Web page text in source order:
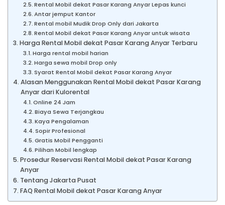
Rental Mobil dekat Pasar Karang Anyar Lepas kunci
Antar jemput Kantor
Rental mobil Mudik Drop Only dari Jakarta
Rental Mobil dekat Pasar Karang Anyar untuk wisata
Harga Rental Mobil dekat Pasar Karang Anyar Terbaru
Harga rental mobil harian
Harga sewa mobil Drop only
Syarat Rental Mobil dekat Pasar Karang Anyar
Alasan Menggunakan Rental Mobil dekat Pasar Karang
Anyar dari Kulorental
Online 24 Jam
Biaya Sewa Terjangkau
Kaya Pengalaman
Sopir Profesional
Gratis Mobil Pengganti
Pilihan Mobil lengkap
Prosedur Reservasi Rental Mobil dekat Pasar Karang
Anyar
Tentang Jakarta Pusat
FAQ Rental Mobil dekat Pasar Karang Anyar